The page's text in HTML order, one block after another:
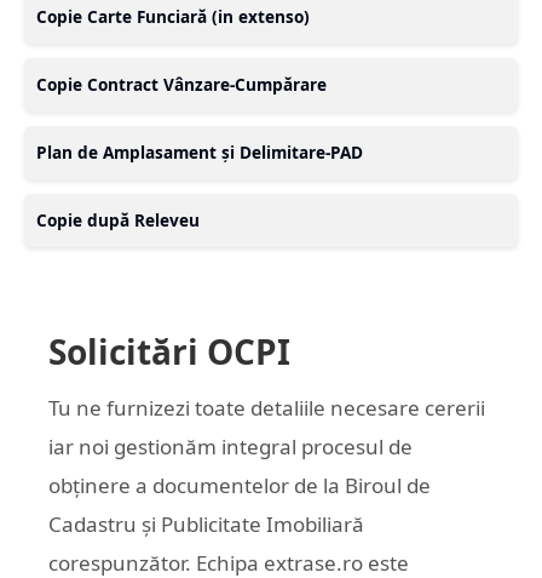
Copie Carte Funciară (in extenso)
Copie Contract Vânzare-Cumpărare
Plan de Amplasament și Delimitare-PAD
Copie după Releveu
Solicitări OCPI
Tu ne furnizezi toate detaliile necesare cererii
iar noi gestionăm integral procesul de
obținere a documentelor de la Biroul de
Cadastru și Publicitate Imobiliară
corespunzător. Echipa extrase.ro este